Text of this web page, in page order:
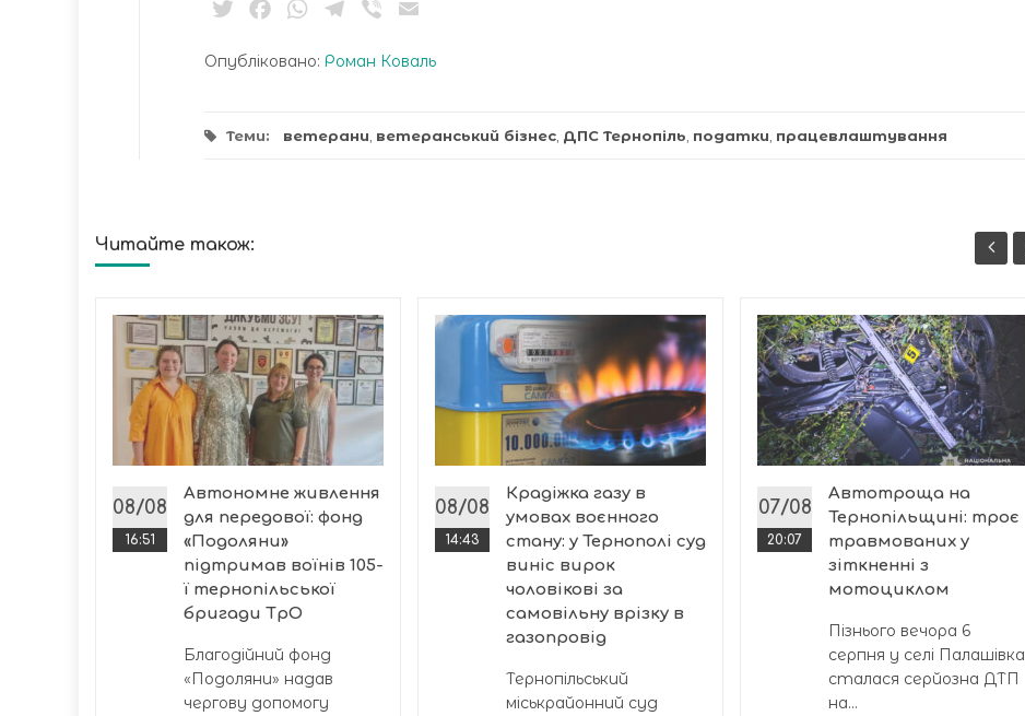
TwitterFacebookWhatsApp
Telegram
Viber
Опубліковано: Роман Коваль
Теми: ветерани ветеранський бізнес ДПС Тернопіль податки працевлаштування
Читайте також:
08/08
16:51
Автономне живлення
для передової: фонд
«Подоляни»
підтримав воїнів 105-
ї тернопільської
бригади ТрО
Благодійний фонд
«Подоляни» надав
чергову допомогу
08/08
14:43
Крадіжка газу в
умовах воєнного
стану: у Тернополі суд
виніс вирок
чоловікові за
самовільну врізку в
газопровід
Тернопільський
міськрайонний суд
07/08
20:07
Автотроща на
Тернопільщині: троє
травмованих у
зіткненні з
мотоциклом
Пізнього вечора 6
серпня у селі Палашівка
сталася серйозна ДТП
на...